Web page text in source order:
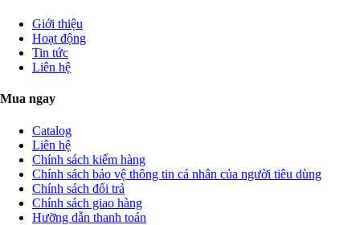
Giới thiệu
Hoạt động
Tin tức
Liên hệ
Mua ngay
Catalog
Liên hệ
Chính sách kiểm hàng
Chính sách bảo vệ thông tin cá nhân của người tiêu dùng
Chính sách đổi trả
Chính sách giao hàng
Hưỡng dẫn thanh toán